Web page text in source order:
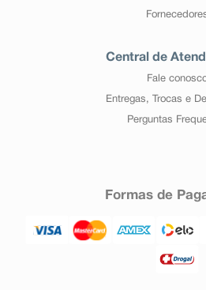
Central de
Fale
Entregas, Trocas e
Perguntas
Formas de